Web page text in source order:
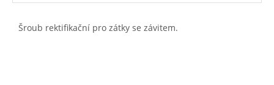
Šroub rektifikační pro zátky se závitem.